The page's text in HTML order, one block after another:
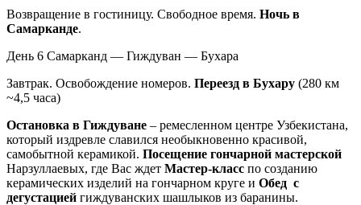
Возвращение в гостиницу. Свободное время. Ночь в
Самарканде.
День 6 Самарканд — Гиждуван — Бухара
Завтрак. Освобождение номеров. Переезд в Бухару (280 км
~4,5 часа)
Остановка в Гиждуване – ремесленном центре Узбекистана,
который издревле славился необыкновенно красивой,
самобытной керамикой. Посещение гончарной мастерской
Нарзуллаевых, где Вас ждет Мастер-класс по созданию
керамических изделий на гончарном круге и Обед с
дегустацией гиждуванских шашлыков из баранины.